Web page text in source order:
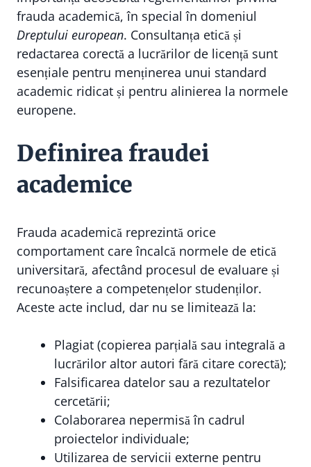
frauda academică, în special în domeniul
Dreptului european. Consultanța etică și
redactarea corectă a lucrărilor de licență sunt
esențiale pentru menținerea unui standard
academic ridicat și pentru alinierea la normele
europene.
Definirea fraudei
academice
Frauda academică reprezintă orice
comportament care încalcă normele de etică
universitară, afectând procesul de evaluare și
recunoaștere a competențelor studenților.
Aceste acte includ, dar nu se limitează la:
Plagiat (copierea parțială sau integrală a
lucrărilor altor autori fără citare corectă);
Falsificarea datelor sau a rezultatelor
cercetării;
Colaborarea nepermisă în cadrul
proiectelor individuale;
Utilizarea de servicii externe pentru